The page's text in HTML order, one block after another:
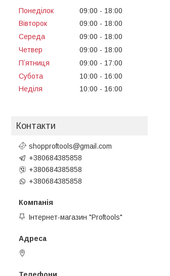
Понеділок 09:00
18:00
Вівторок
09:00
18:00
Середа
09:00
18:00
Четвер
09:00
18:00
Пʼятниця
09:00
17:00
Субота
10:00
16:00
Неділя
10:00 16:00
Контакти
shopproftools@gmail.com
+380684385858
+380684385858
+380684385858
Інтернет-магазин "Proftools"